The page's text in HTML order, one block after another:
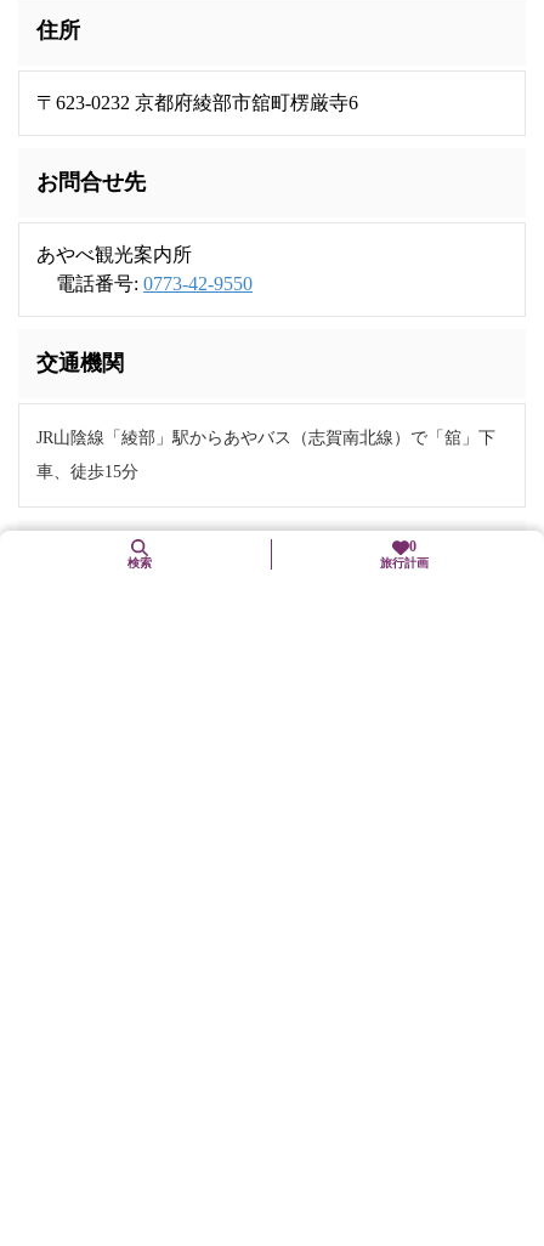
住所
〒623-0232 京都府綾部市舘町楞厳寺6
お問合せ先
あやべ観光案内所
電話番号: 0773-42-9550
交通機関
JR山陰線「綾部」駅からあやバス（志賀南北線）で「舘」下
車、徒歩15分
バリアフリー関連 0
旅行計画
検索